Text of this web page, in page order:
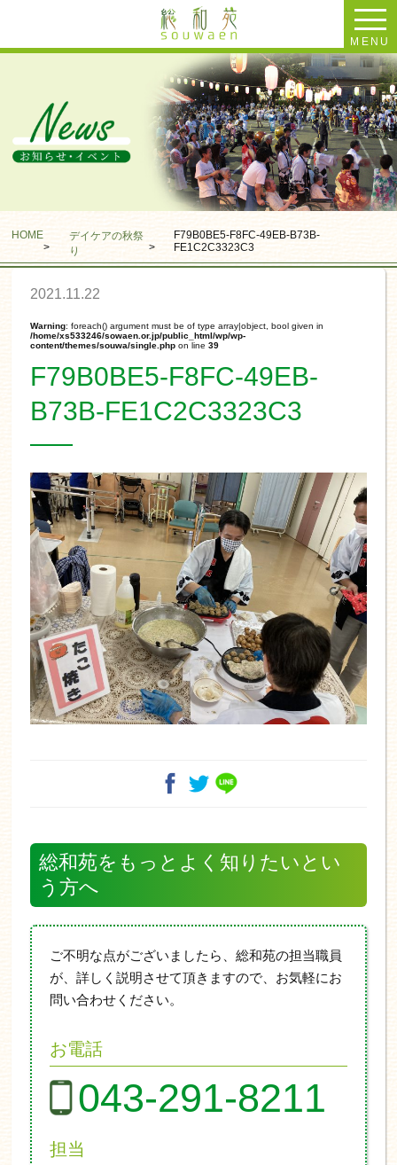
MENU
HOME
>
デイケアの秋祭
り
>
F79B0BE5-F8FC-49EB-B73B-
FE1C2C3323C3
2021.11.22
Warning: foreach() argument must be of type array|object, bool given in
/home/xs533246/sowaen.or.jp/public_html/wp/wp-
content/themes/souwa/single.php on line39
F79B0BE5-F8FC-49EB-
B73B-FE1C2C3323C3
総和苑をもっとよく知りたいとい
う方へ
ご不明な点がございましたら、総和苑の担当職員
が、詳しく説明させて頂きますので、お気軽にお
問い合わせください。
お電話
043-291-8211
担当